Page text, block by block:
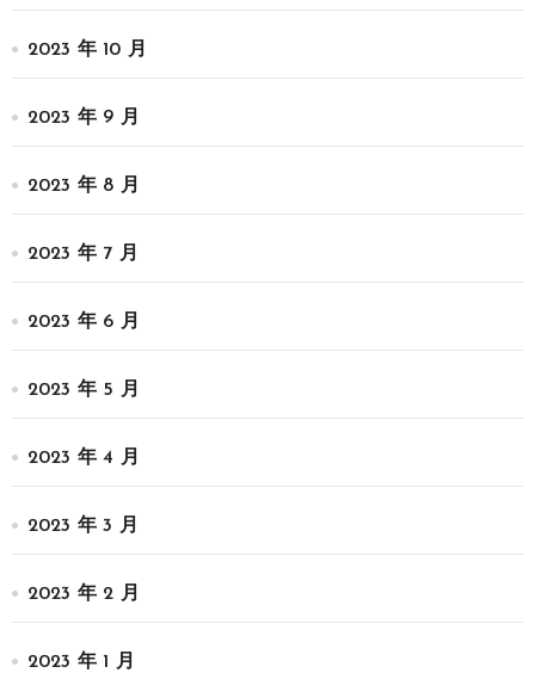
2023 年 10 月
2023 年 9 月
2023 年 8 月
2023 年 7 月
2023 年 6 月
2023 年 5 月
2023 年 4 月
2023 年 3 月
2023 年 2 月
2023 年 1 月